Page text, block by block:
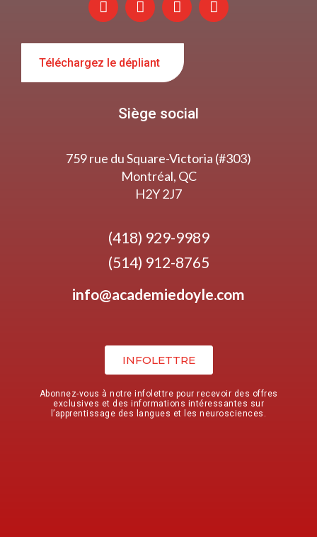
Téléchargez le dépliant
Siège social
759 rue du Square-Victoria (#303)
Montréal, QC
H2Y 2J7
(418) 929-9989
(514) 912-8765
info@academiedoyle.com
INFOLETTRE
Abonnez-vous à notre infolettre pour recevoir des offres
exclusives et des informations intéressantes sur
l’apprentissage des langues et les neurosciences.